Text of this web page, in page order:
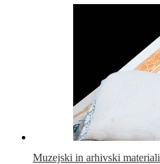
Muzejski in arhivski materiali